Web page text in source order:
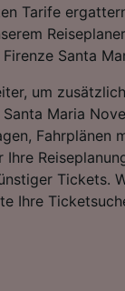
Tarife
Santa
um
Santa Maria
Fahrplänen
Ihre
Tickets.
Ihre